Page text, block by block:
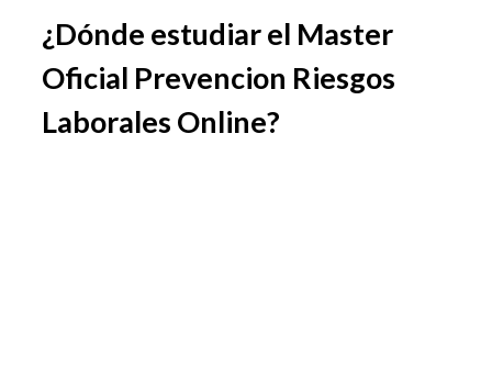
¿Dónde estudiar el Master
Oficial Prevencion Riesgos
Laborales Online?